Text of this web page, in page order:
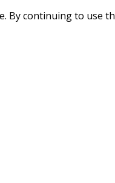
By continuing to use